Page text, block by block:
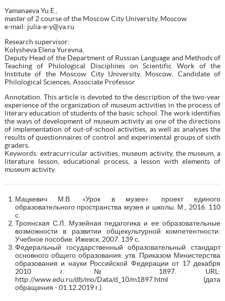
Yamanaeva Yu.E.,
master of 2 course of the Moscow City University, Moscow
e-mail: julia-e-y@ya.ru
Research supervisor:
Kolysheva Elena Yurevna,
Deputy Head of the Department of Russian Language and Methods of
Teaching of Philological Disciplines on Scientific Work of the
Institute of the Moscow City University, Moscow, Candidate of
Philological Sciences, Associate Professor
Annotation. This article is devoted to the description of the two-year
experience of the organization of museum activities in the process of
literary education of students of the basic school. The work identifies
the ways of development of museum activity as one of the directions
of implementation of out-of-school activities, as well as analyses the
results of questionnaires of control and experimental groups of sixth
graders.
Keywords: extracurricular activities, museum activity, the museum, a
literature lesson, educational process, a lesson with elements of
museum activity.
Мацкевич М.В. «Урок в музее»: проект единого
образовательного пространства музея и школы. М., 2016. 110
с.
Троянская С.Л. Музейная педагогика и ее образовательные
возможности в развитии общекультурной компетентности:
Учебное пособие. Ижевск, 2007. 139 с.
Федеральный государственный образовательный стандарт
основного общего образования: утв. Приказом Министерства
образования и науки Российской Федерации от 17 декабря
2010 г. № 1897. URL:
http://www.edu.ru/db/mo/Data/d_10/m1897.html (дата
обращения - 01.12.2019 г.).